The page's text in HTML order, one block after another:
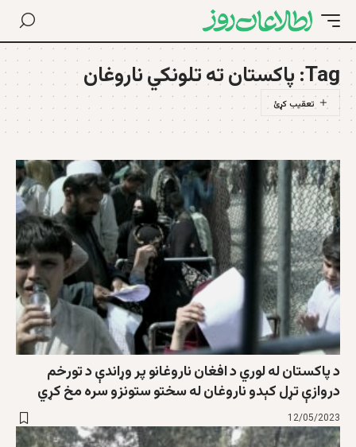
Tag: پاکستان ته تلونکي ناروغان
د پاکستان له لوري د افغان ناروغانو پر وړاندې د تورخم
دروازې تړل کېدو ناروغان له سختو ستونزو سره مخ کړي
12/05/2023